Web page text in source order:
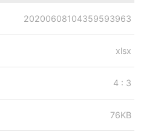
20200608104359593963
xlsx
4 : 3
76KB